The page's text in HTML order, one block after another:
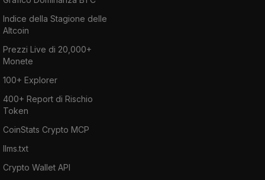
Indice della Stagione delle
Altcoin
Prezzi Live di 20,000+
Monete
100+ Explorer
400+ Report di Rischio
Token
CoinStats Crypto MCP
llms.txt
Crypto Wallet API